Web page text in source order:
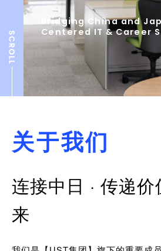
Bridging China and
Centered IT & Career
关于我们
连接中日 · 传递价
来